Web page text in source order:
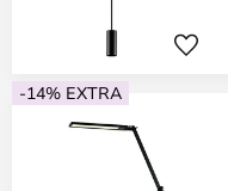
-14% EXTRA